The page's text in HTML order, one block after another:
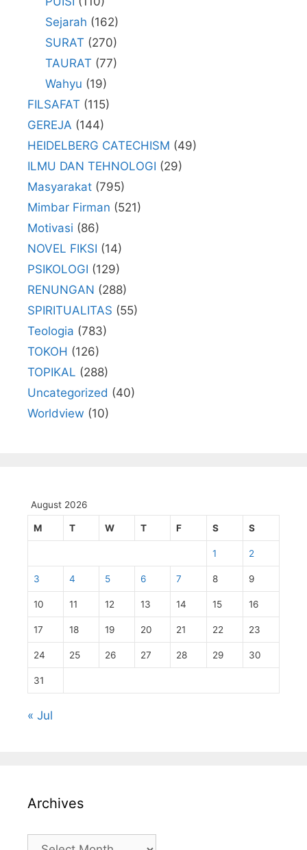
Sejarah (162)
SURAT (270)
TAURAT (77)
Wahyu (19)
FILSAFAT (115)
GEREJA (144)
HEIDELBERG CATECHISM (49)
ILMU DAN TEHNOLOGI (29)
Masyarakat (795)
Mimbar Firman (521)
Motivasi (86)
NOVEL FIKSI (14)
PSIKOLOGI (129)
RENUNGAN (288)
SPIRITUALITAS (55)
Teologia (783)
TOKOH (126)
TOPIKAL (288)
Uncategorized (40)
Worldview (10)
August 2026
M T W T F S S
1 2
3 4 5 6 7 8 9
10 11 12 13 14 15 16
17 18 19 20 21 22 23
24 25 26 27 28 29 30
31
« Jul
Archives
Archives